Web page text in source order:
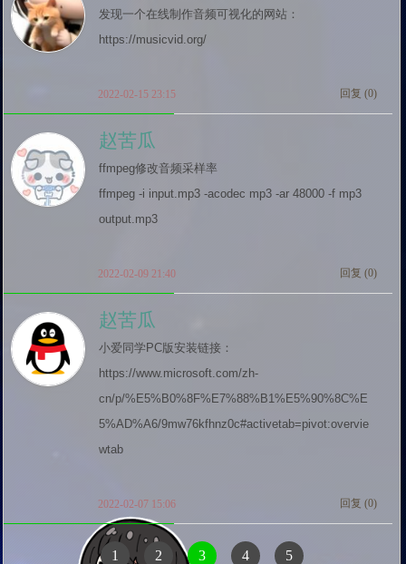
发现一个在线制作音频可视化的网站：
https://musicvid.org/
回复 (0)
2022-02-15 23:15
赵苦瓜
ffmpeg修改音频采样率
ffmpeg -i input.mp3 -acodec mp3 -ar 48000 -f mp3
output.mp3
回复 (0)
2022-02-09 21:40
赵苦瓜
小爱同学PC版安装链接：
https://www.microsoft.com/zh-
cn/p/%E5%B0%8F%E7%88%B1%E5%90%8C%E
5%AD%A6/9mw76kfhnz0c#activetab=pivot:overvie
wtab
回复 (0)
2022-02-07 15:06
1 2 3 4 5